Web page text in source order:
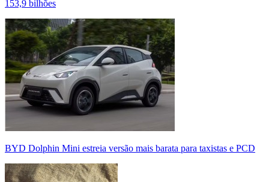
153,9 bilhões
BYD Dolphin Mini estreia versão mais barata para taxistas e PCD